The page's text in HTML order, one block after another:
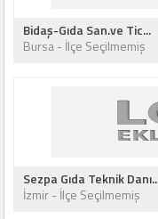
Bidaş-Gıda San.ve Tic...
Bursa - İlçe Seçilmemiş
Sezpa Gıda Teknik Danı..
İzmir - İlçe Seçilmemiş